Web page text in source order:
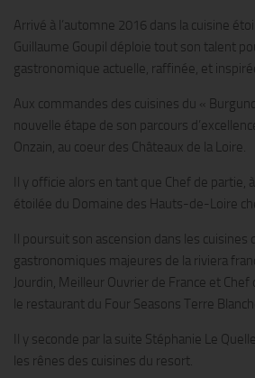
Arrivé à l’automne 2016 dans la cuisine
Guillaume Goupil déploie tout son talent
gastronomique actuelle, raffinée, et
Aux commandes des cuisines du «
nouvelle étape de son parcours
Onzain, au coeur des Châteaux de la Loire.
Il y officie alors en tant que Chef de partie,
étoilée du Domaine des Hauts-de-Loire
Il poursuit son ascension dans les cuisines
gastronomiques majeures de la riviera
Jourdin, Meilleur Ouvrier de France et
le restaurant du Four Seasons Terre
Il y seconde par la suite Stéphanie Le
les rênes des cuisines du resort.